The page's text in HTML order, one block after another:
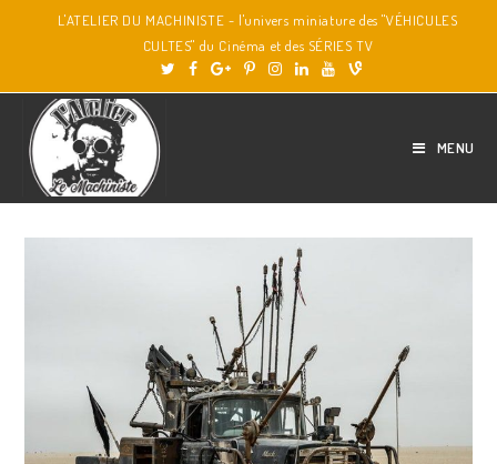
L'ATELIER DU MACHINISTE - l'univers miniature des "VÉHICULES
CULTES" du Cinéma et des SÉRIES TV
MENU